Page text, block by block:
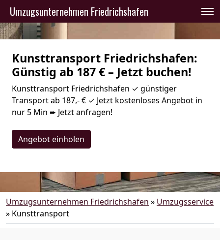
Umzugsunternehmen Friedrichshafen
Kunsttransport Friedrichshafen:
Günstig ab 187 € – Jetzt buchen!
Kunsttransport Friedrichshafen ✓ günstiger
Transport ab 187,- € ✓ Jetzt kostenloses Angebot in
nur 5 Min ➨ Jetzt anfragen!
Angebot einholen
Umzugsunternehmen Friedrichshafen » Umzugsservice
» Kunsttransport